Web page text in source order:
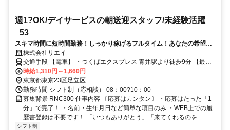
週1?OK/デイサービスの朝送迎スタッフ/未経験活躍
_53
スキマ時間に短時間勤務！しっかり稼げるフルタイム！あなたの希望の
働き方で、育児や介護などで忙しい方も働けます！
株式会社リエイ
交通手段 【電車】 ・つくばエクスプレス 青井駅より徒歩9分 【最寄
り駅】 ・つくばエクスプレス「青井駅」
時給1,310円～1,660円
東京都東京23区足立区
勤務時間 シフト制（応相談） 08：00?10：00
募集背景 RNC300 仕事内容 〔応募はカンタン〕 ・応募はたった「1
分」で完了！ ・名前・生年月日など簡単な項目のみ ・WEB上での履
歴書登録は不要です！ 「いつもありがとう」「来てくれるのを...
シフト制